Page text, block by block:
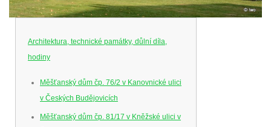
Architektura, technické památky, důlní díla,
hodiny
Měšťanský dům čp. 76/2 v Kanovnické ulici
v Českých Budějovicích
Měšťanský dům čp. 81/17 v Kněžské ulici v